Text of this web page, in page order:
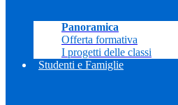
Panoramica
Offerta formativa
I progetti delle classi
Studenti e Famiglie